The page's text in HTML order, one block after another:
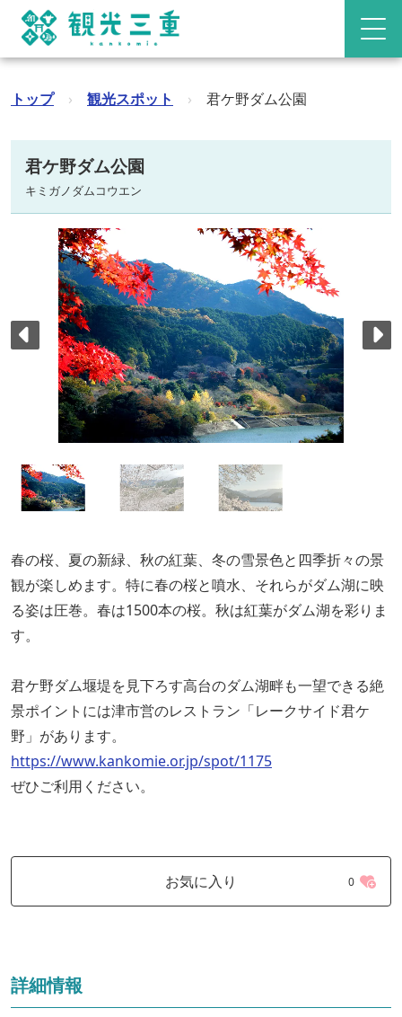
トップ › 観光スポット › 君ケ野ダム公園
君ケ野ダム公園
キミガノダムコウエン
春の桜、夏の新緑、秋の紅葉、冬の雪景色と四季折々の景
観が楽しめます。特に春の桜と噴水、それらがダム湖に映
る姿は圧巻。春は1500本の桜。秋は紅葉がダム湖を彩りま
す。
君ケ野ダム堰堤を見下ろす高台のダム湖畔も一望できる絶
景ポイントには津市営のレストラン「レークサイド君ケ
野」があります。
https://www.kankomie.or.jp/spot/1175
ぜひご利用ください。
お気に入り 0
詳細情報